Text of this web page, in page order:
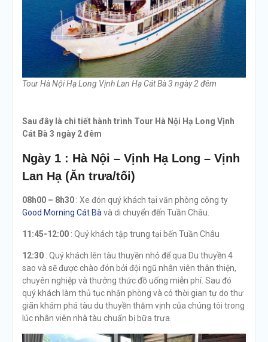
Tour Hà Nội Hạ Long Vịnh Lan Hạ Cát Bà 3 ngày 2 đêm
Sau đây là chi tiết hành trình Tour Hà Nội Hạ Long Vịnh
Cát Bà 3 ngày 2 đêm
Ngày 1 : Hà Nội – Vịnh Hạ Long – Vịnh
Lan Hạ (Ăn trưa/tối)
08h00 – 8h30: Xe đón quý khách tại văn phòng công ty
Good Morning Cát Bà và di chuyển đến Tuần Châu.
11:45-12:00: Quý khách tập trung tại bến Tuần Châu
12:30: Quý khách lên tàu thuyền nhỏ để qua Du thuyền 4
sao và sẽ được chào đón bởi đội ngũ nhân viên thân thiện,
chuyên nghiệp và thưởng thức đồ uống miễn phí. Sau đó
quý khách làm thủ tục nhận phòng và có thời gian tự do thư
giãn khám phá tàu du thuyền thăm vịnh của chúng tôi trong
lúc nhân viên nhà tàu chuẩn bị bữa trưa.